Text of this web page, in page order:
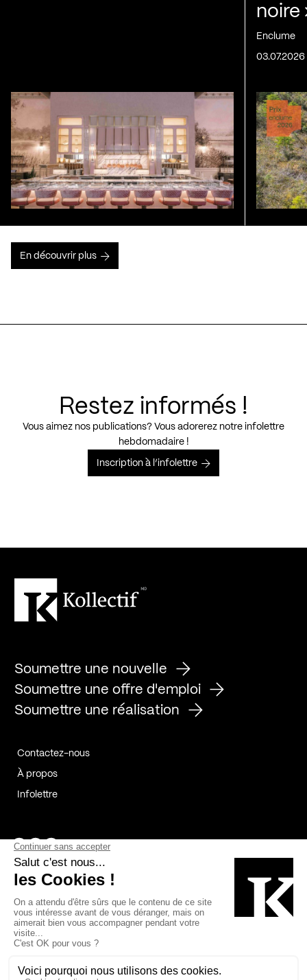
noire
Enclume
03.07.2026
En découvrir plus
Restez informés !
Vous aimez nos publications? Vous adorerez notre infolettre
hebdomadaire !
Inscription à l’infolettre
Soumettre une nouvelle
Soumettre une offre d'emploi
Soumettre une réalisation
Contactez-nous
À propos
Infolettre
Page Facebook de Kollectif
Page Instagram de Kollectif
Page Linkedin de Kollectif
Bâtiment-Durable-Québec-1
Esquisses-1IRAC-1
MP-1 v2com-1